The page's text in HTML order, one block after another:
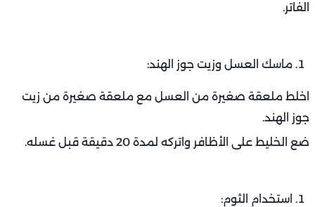
الفاتر.
ماسك العسل وزيت جوز الهند:
اخلط ملعقة صغيرة من العسل مع ملعقة صغيرة من زيت
جوز الهند.
ضع الخليط على الأظافر واتركه لمدة 20 دقيقة قبل غسله.
استخدام الثوم: